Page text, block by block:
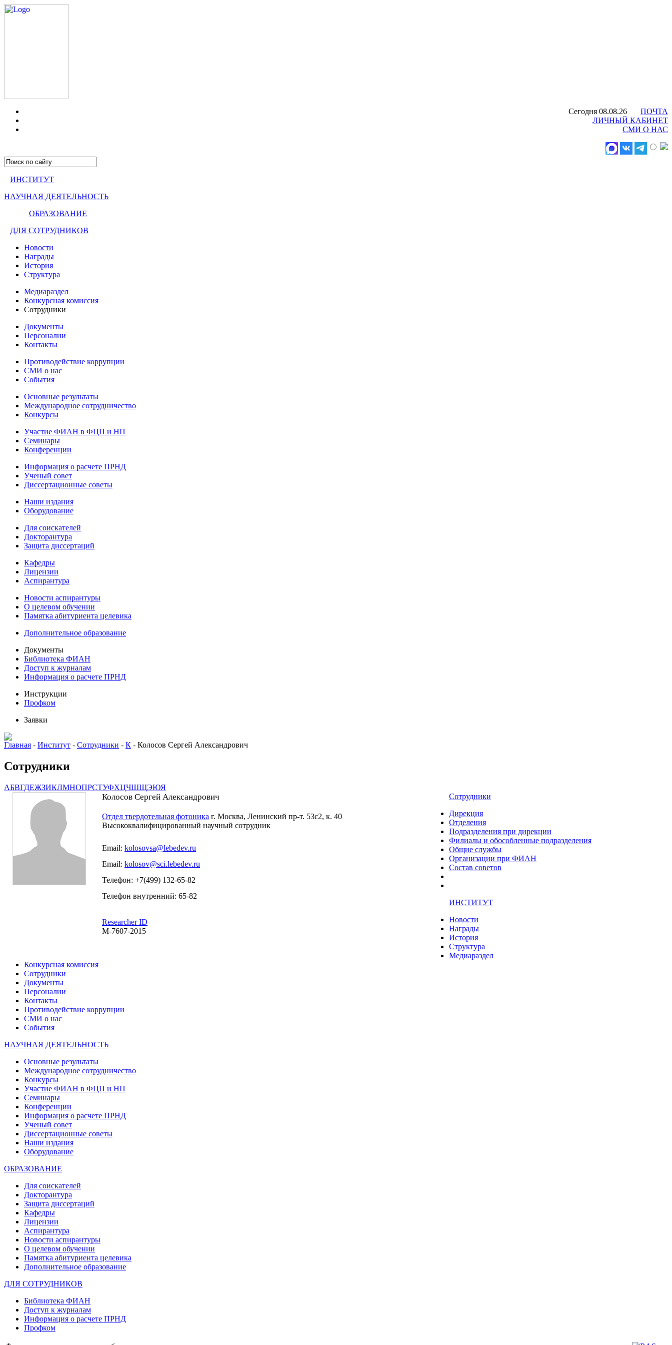
Сегодня 08.08.26
ПОЧТА
ЛИЧНЫЙ КАБИНЕТ
СМИ О НАС
ИНСТИТУТ
НАУЧНАЯ ДЕЯТЕЛЬНОСТЬ
ОБРАЗОВАНИЕ
ДЛЯ СОТРУДНИКОВ
Новости
Награды
История
Структура
Медиараздел
Конкурсная комиссия
Сотрудники
Документы
Персоналии
Контакты
Противодействие коррупции
СМИ о нас
События
Основные результаты
Международное сотрудничество
Конкурсы
Участие ФИАН в ФЦП и НП
Семинары
Конференции
Информация о расчете ПРНД
Ученый совет
Диссертационные советы
Наши издания
Оборудование
Для соискателей
Докторантура
Защита диссертаций
Кафедры
Лицензии
Аспирантура
Новости аспирантуры
О целевом обучении
Памятка абитуриента целевика
Дополнительное образование
Документы
Библиотека ФИАН
Доступ к журналам
Информация о расчете ПРНД
Инструкции
Профком
Заявки
Главная - Институт - Сотрудники - К - Колосов Сергей Александрович
Сотрудники
АБВГДЕЖЗИКЛМНОПРСТУФХЦЧШЩЭЮЯ
Колосов Сергей Александрович
Отдел твердотельная фотоника г. Москва, Ленинский пр-т. 53с2, к. 40
Высококвалифицированный научный сотрудник
Email: kolosovsa@lebedev.ru
Email: kolosov@sci.lebedev.ru
Телефон: +7(499) 132-65-82
Телефон внутренний: 65-82
Researcher ID
M-7607-2015
Сотрудники
Дирекция
Отделения
Подразделения при дирекции
Филиалы и обособленные подразделения
Общие службы
Организации при ФИАН
Состав советов
ИНСТИТУТ
Новости
Награды
История
Структура
Медиараздел
Конкурсная комиссия
Сотрудники
Документы
Персоналии
Контакты
Противодействие коррупции
СМИ о нас
События
НАУЧНАЯ ДЕЯТЕЛЬНОСТЬ
Основные результаты
Международное сотрудничество
Конкурсы
Участие ФИАН в ФЦП и НП
Семинары
Конференции
Информация о расчете ПРНД
Ученый совет
Диссертационные советы
Наши издания
Оборудование
ОБРАЗОВАНИЕ
Для соискателей
Докторантура
Защита диссертаций
Кафедры
Лицензии
Аспирантура
Новости аспирантуры
О целевом обучении
Памятка абитуриента целевика
Дополнительное образование
ДЛЯ СОТРУДНИКОВ
Библиотека ФИАН
Доступ к журналам
Информация о расчете ПРНД
Профком